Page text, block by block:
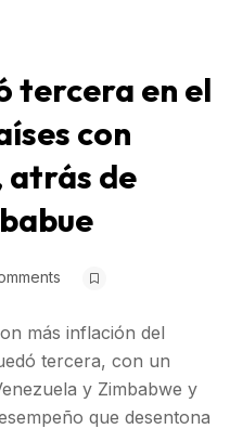
tercera en el
con
atrás de
más inflación del
tercera, con un
y Zimbabwe y
que desentona